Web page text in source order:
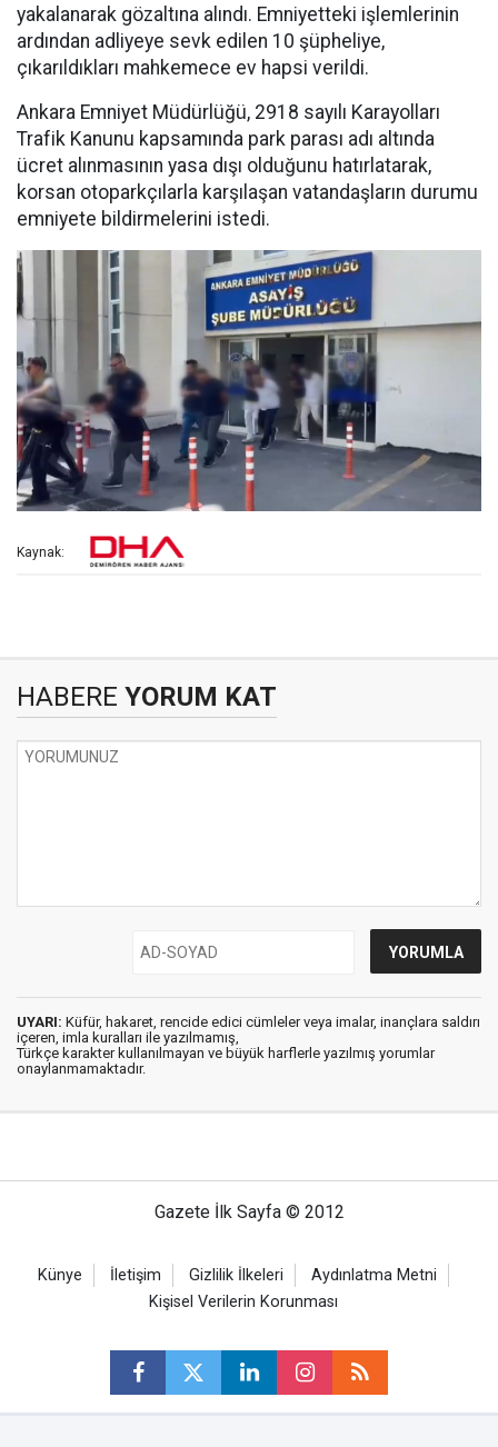
yakalanarak gözaltına alındı. Emniyetteki işlemlerinin
ardından adliyeye sevk edilen 10 şüpheliye,
çıkarıldıkları mahkemece ev hapsi verildi.
Ankara Emniyet Müdürlüğü, 2918 sayılı Karayolları
Trafik Kanunu kapsamında park parası adı altında
ücret alınmasının yasa dışı olduğunu hatırlatarak,
korsan otoparkçılarla karşılaşan vatandaşların durumu
emniyete bildirmelerini istedi.
Kaynak:
HABERE YORUM KAT
UYARI: Küfür, hakaret, rencide edici cümleler veya imalar, inançlara saldırı
içeren, imla kuralları ile yazılmamış,
Türkçe karakter kullanılmayan ve büyük harflerle yazılmış yorumlar
onaylanmamaktadır.
Gazete İlk Sayfa © 2012
Künye İletişim Gizlilik İlkeleri
Aydınlatma Metni
Kişisel Verilerin Korunması